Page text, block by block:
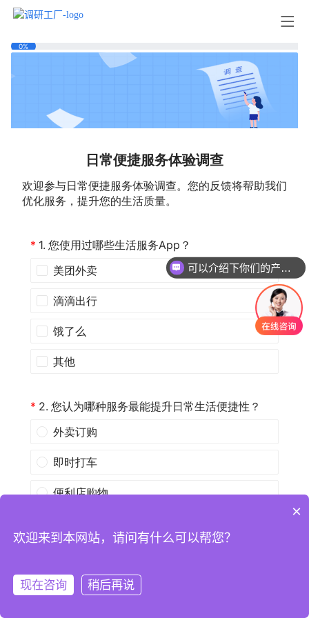
注册
×
欢迎来到本网站，请问有什么可以帮您？
现在咨询 稍后再说